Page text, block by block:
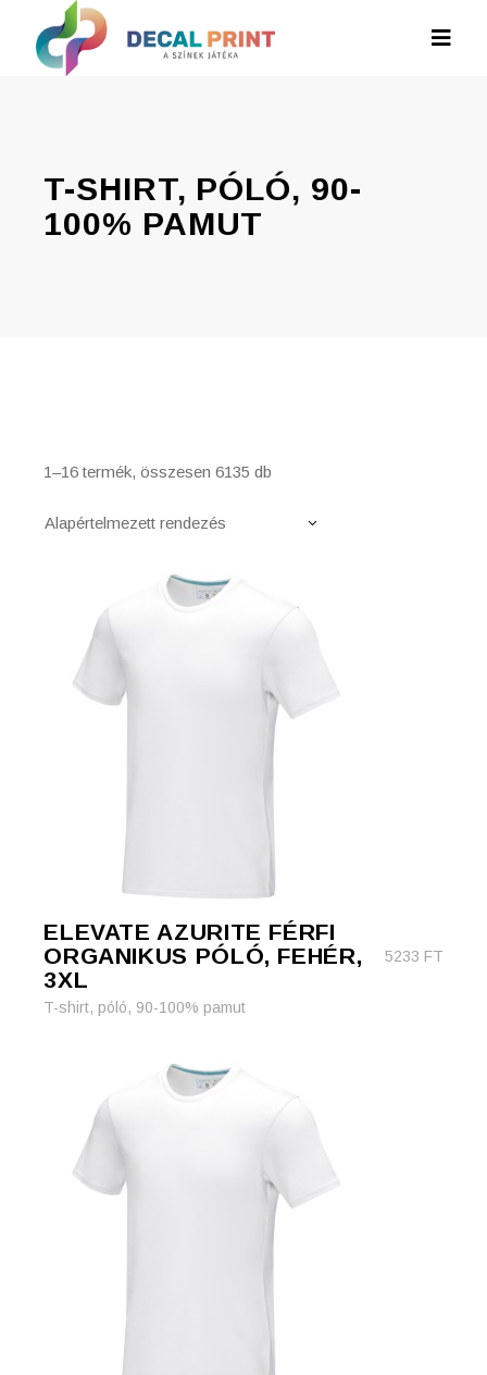
T-SHIRT, PÓLÓ, 90-
100% PAMUT
1–16 termék, összesen 6135 db
Alapértelmezett rendezés
ELEVATE AZURITE FÉRFI
ORGANIKUS PÓLÓ, FEHÉR,
3XL
5233 FT
T-shirt, póló, 90-100% pamut